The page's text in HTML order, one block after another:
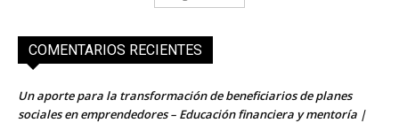
COMENTARIOS RECIENTES
Un aporte para la transformación de beneficiarios de planes
sociales en emprendedores – Educación financiera y mentoría |